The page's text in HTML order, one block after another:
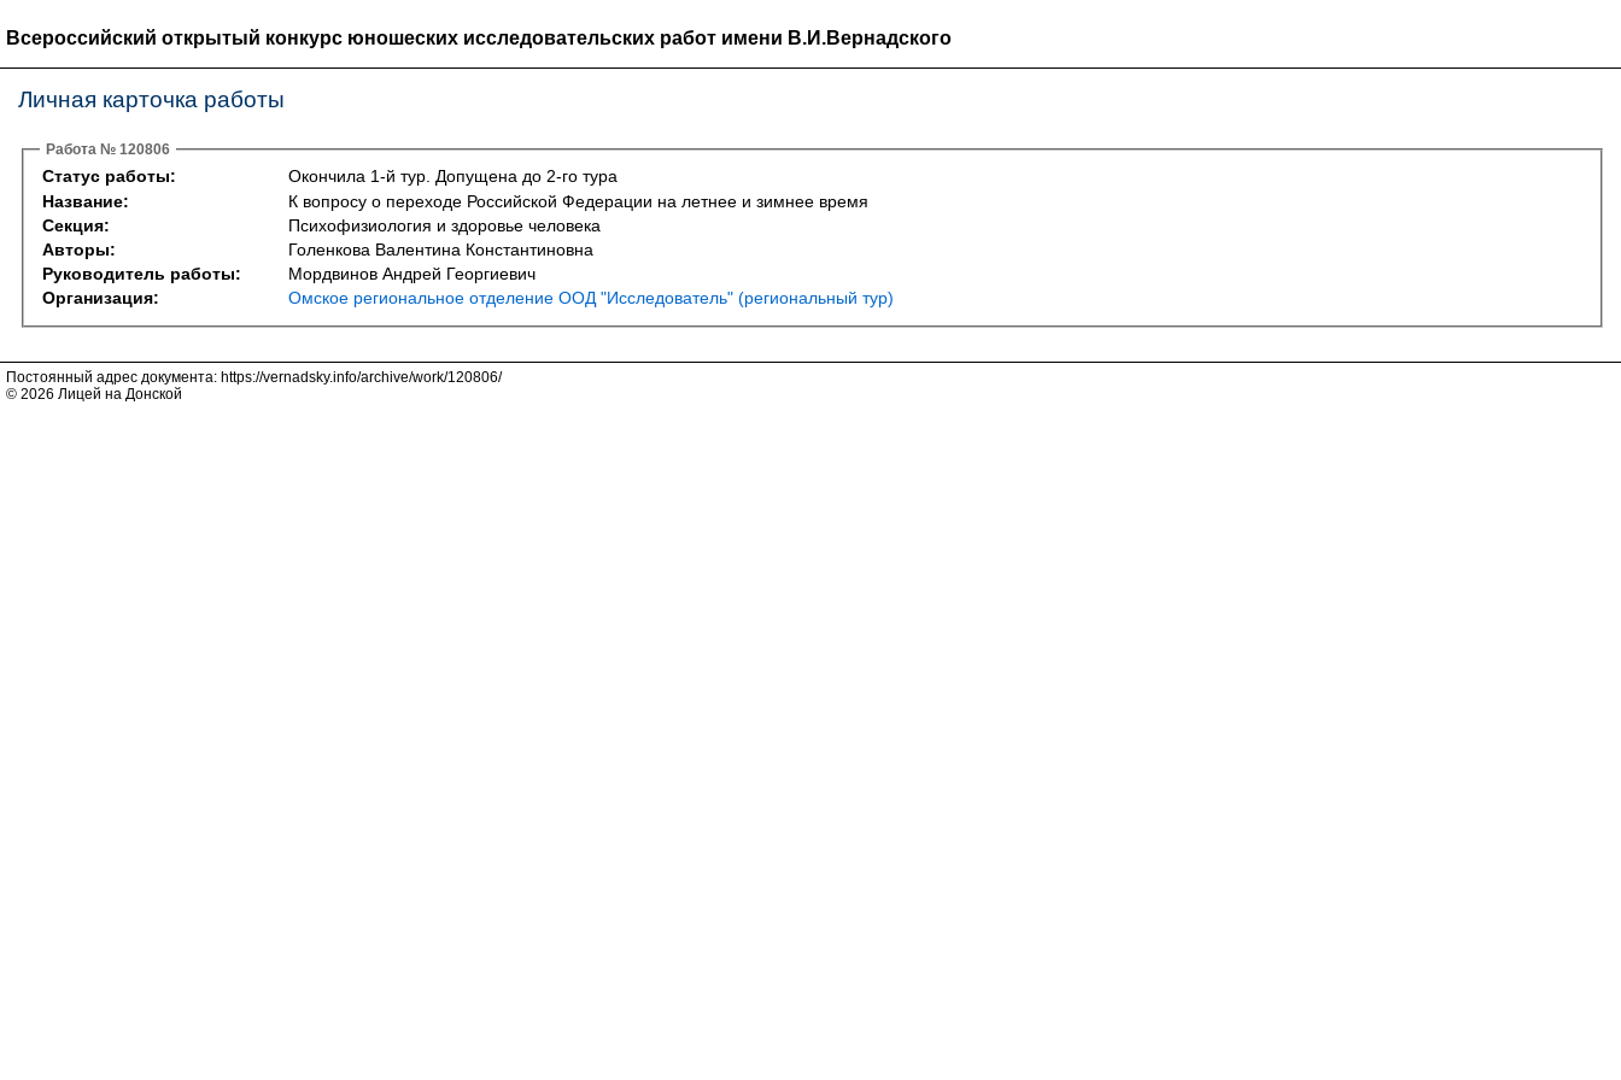
Всероссийский открытый конкурс юношеских исследовательских работ имени В.И.Вернадского
Личная карточка работы
Работа № 120806
Статус работы:
Окончила 1-й тур. Допущена до 2-го тура
Название:
К вопросу о переходе Российской Федерации на летнее и зимнее время
Секция:
Психофизиология и здоровье человека
Авторы:
Голенкова Валентина Константиновна
Руководитель работы:
Мордвинов Андрей Георгиевич
Организация:
Омское региональное отделение ООД "Исследователь" (региональный тур)
Постоянный адрес документа: https://vernadsky.info/archive/work/120806/
© 2026 Лицей на Донской